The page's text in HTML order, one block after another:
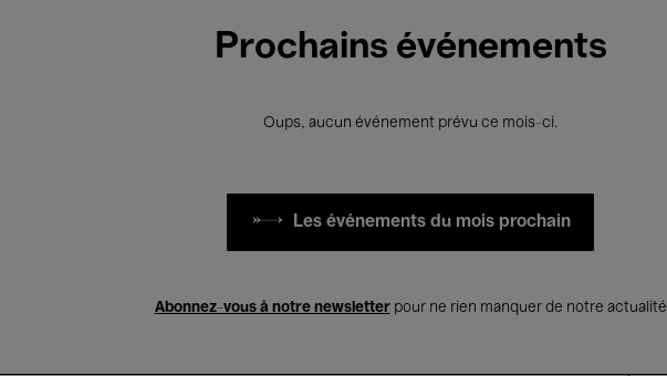
Prochains événements
Oups, aucun événement prévu ce mois-ci.
Les événements du mois prochain
Abonnez-vous à notre newsletterpour ne rien manquer de notre actualité